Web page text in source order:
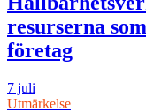
resurserna
företag
7 juli
Utmärkelse